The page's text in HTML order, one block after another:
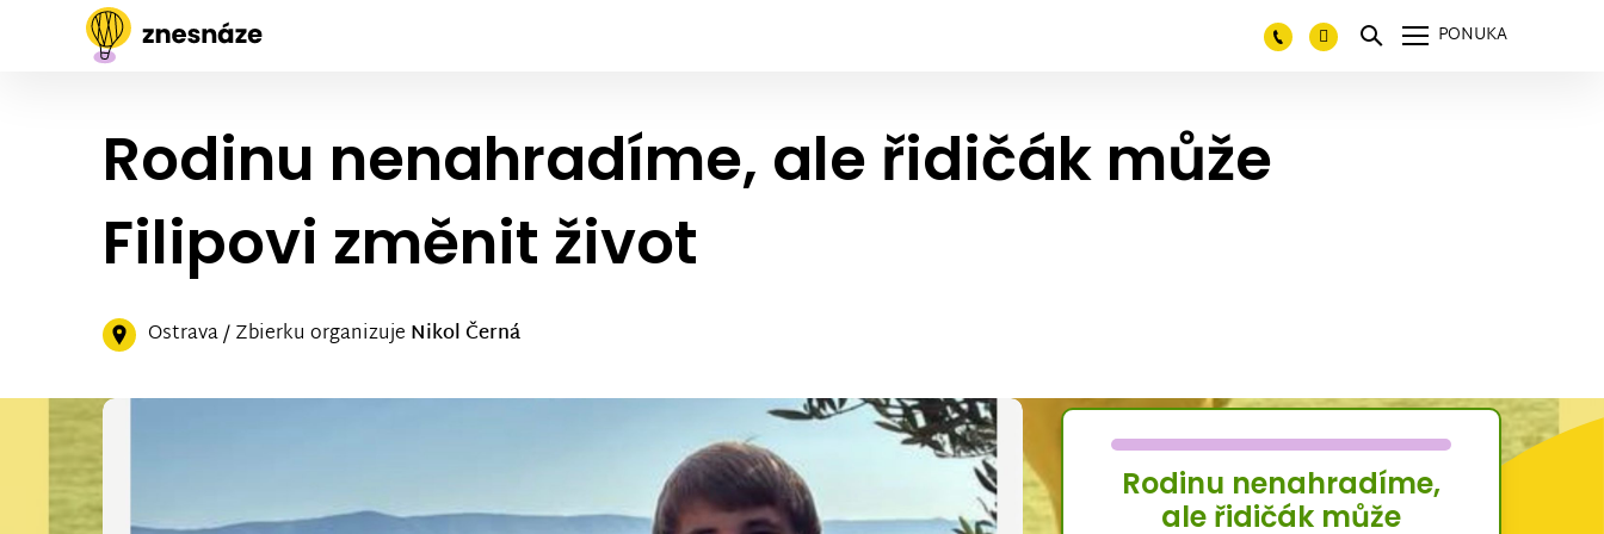
PONUKA
Rodinu nenahradíme, ale řidičák může
Filipovi změnit život
Ostrava / Zbierku organizuje Nikol Černá
Rodinu nenahradíme,
ale řidičák může